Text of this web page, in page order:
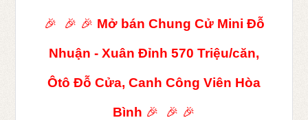
🎉 🎉 🎉 Mở bán Chung Cử Mini Đỗ
Nhuận - Xuân Đỉnh 570 Triệu/căn,
Ôtô Đỗ Cửa, Canh Công Viên Hòa
Bình 🎉 🎉 🎉